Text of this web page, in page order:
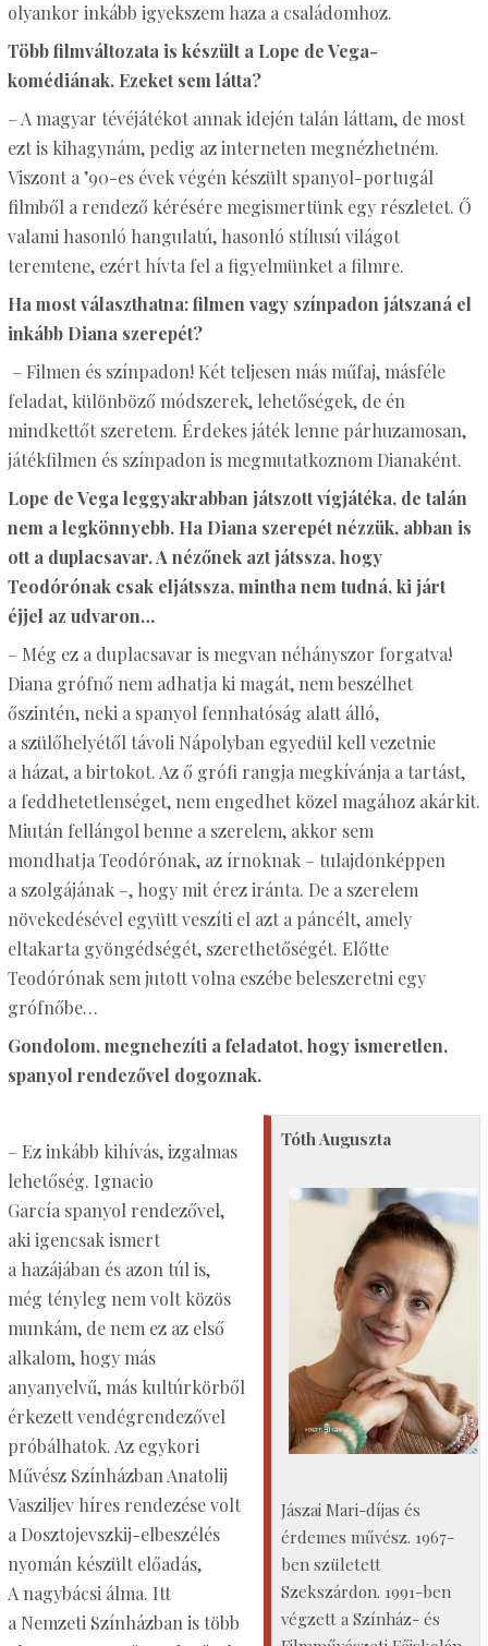
olyankor inkább igyekszem haza a családomhoz.
Több filmváltozata is készült a Lope de Vega-
komédiának. Ezeket sem látta?
– A magyar tévéjátékot annak idején talán láttam, de most
ezt is kihagynám, pedig az interneten megnézhetném.
Viszont a ’90-es évek végén készült spanyol-portugál
filmből a rendező kérésére megismertünk egy részletet. Ő
valami hasonló hangulatú, hasonló stílusú világot
teremtene, ezért hívta fel a figyelmünket a filmre.
Ha most választhatna: filmen vagy színpadon játszaná el
inkább Diana szerepét?
– Filmen és színpadon! Két teljesen más műfaj, másféle
feladat, különböző módszerek, lehetőségek, de én
mindkettőt szeretem. Érdekes játék lenne párhuzamosan,
játékfilmen és színpadon is megmutatkoznom Dianaként.
Lope de Vega leggyakrabban játszott vígjátéka, de talán
nem a legkönnyebb. Ha Diana szerepét nézzük, abban is
ott a duplacsavar. A nézőnek azt játssza, hogy
Teodórónak csak eljátssza, mintha nem tudná, ki járt
éjjel az udvaron…
– Még ez a duplacsavar is megvan néhányszor forgatva!
Diana grófnő nem adhatja ki magát, nem beszélhet
őszintén, neki a spanyol fennhatóság alatt álló,
a szülőhelyétől távoli Nápolyban egyedül kell vezetnie
a házat, a birtokot. Az ő grófi rangja megkívánja a tartást,
a feddhetetlenséget, nem engedhet közel magához akárkit.
Miután fellángol benne a szerelem, akkor sem
mondhatja Teodórónak, az írnoknak – tulajdonképpen
a szolgájának –, hogy mit érez iránta. De a szerelem
növekedésével együtt veszíti el azt a páncélt, amely
eltakarta gyöngédségét, szerethetőségét. Előtte
Teodórónak sem jutott volna eszébe beleszeretni egy
grófnőbe…
Gondolom, megnehezíti a feladatot, hogy ismeretlen,
spanyol rendezővel dogoznak.
Tóth Auguszta
Jászai Mari-díjas és
érdemes művész. 1967-
ben született
Szekszárdon. 1991-ben
végzett a Színház- és
– Ez inkább kihívás, izgalmas
lehetőség. Ignacio
García spanyol rendezővel,
aki igencsak ismert
a hazájában és azon túl is,
még tényleg nem volt közös
munkám, de nem ez az első
alkalom, hogy más
anyanyelvű, más kultúrkörből
érkezett vendégrendezővel
próbálhatok. Az egykori
Művész Színházban Anatolij
Vasziljev híres rendezése volt
a Dosztojevszkij-elbeszélés
nyomán készült előadás,
A nagybácsi álma. Itt
a Nemzeti Színházban is több